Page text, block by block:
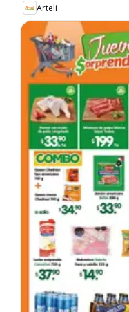
Arteli